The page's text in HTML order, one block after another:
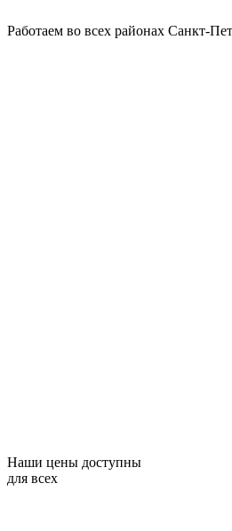
Работаем во всех районах Санкт-
Наши цены доступны
для всех